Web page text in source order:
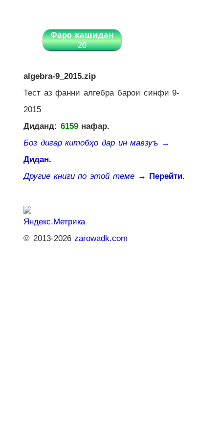
Фаро кашидан
20
algebra-9_2015.zip
Тест аз фанни алгебра барои синфи 9-
2015
Диданд: 6159нафар.
Боз дигар китобҳо дар ин мавзуъ →
Дидан.
Другие книги по этой теме → Перейти.
© 2013-2026zarowadk.com